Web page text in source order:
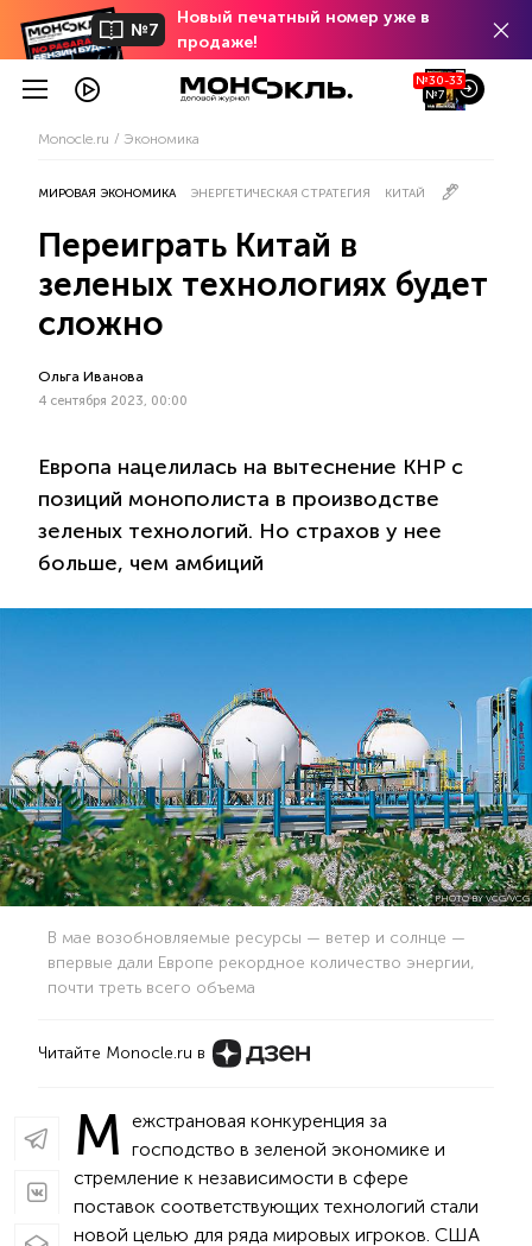
№7
Новый печатный номер уже в
продаже!
№30-33
№7
Monocle.ru Экономика
МИРОВАЯ ЭКОНОМИКА ЭНЕРГЕТИЧЕСКАЯ СТРАТЕГИЯ КИТАЙ
Переиграть Китай в
зеленых технологиях будет
сложно
Ольга Иванова
4 сентября 2023, 00:00
Европа нацелилась на вытеснение КНР с
позиций монополиста в производстве
зеленых технологий. Но страхов у нее
больше, чем амбиций
PHOTO BY VCG/VCG
В мае возобновляемые ресурсы — ветер и солнце —
впервые дали Европе рекордное количество энергии,
почти треть всего объема
Читайте Monocle.ru в
М ежстрановая конкуренция за
господство в зеленой экономике и
стремление к независимости в сфере
поставок соответствующих технологий стали
новой целью для ряда мировых игроков. США